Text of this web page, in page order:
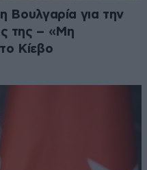
Βουλγαρία για την
της – «Μη
Κίεβο